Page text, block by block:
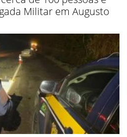
Militar em Augusto